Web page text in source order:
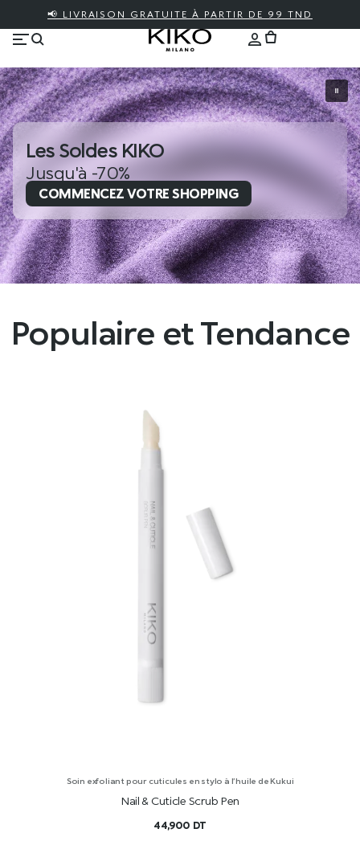
📢 LIVRAISON GRATUITE À PARTIR DE 99 TND
Les Soldes KIKO
Jusqu'à -70%
COMMENCEZ VOTRE SHOPPING
Populaire et Tendance
Soin exfoliant pour cuticules en stylo à l’huile de Kukui
Nail & Cuticle Scrub Pen
44,900 DT